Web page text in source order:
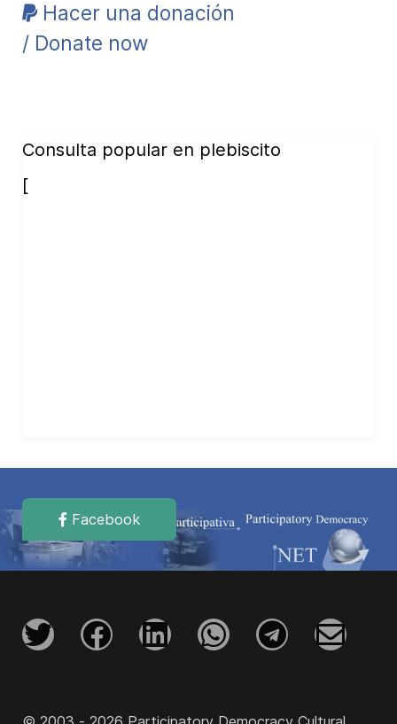
Hacer una donación
/ Donate now
Consulta popular en plebiscito
[
Facebook